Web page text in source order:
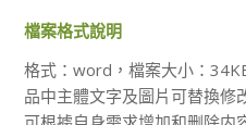
檔案格式說明
格式：word，檔案大小：
品中主體文字及圖片可替換修